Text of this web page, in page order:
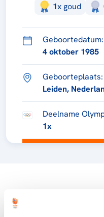
1x goud
Geboortedatum:
4 oktober 1985
Geboorteplaats:
Leiden,
Deelname
1x